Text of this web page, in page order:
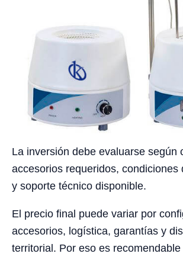
La inversión debe evaluarse según
accesorios requeridos, condiciones
y soporte técnico disponible.
El precio final puede variar por
accesorios, logística, garantías y
territorial. Por eso es